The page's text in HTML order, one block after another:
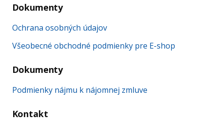
Dokumenty
Ochrana osobných údajov
Všeobecné obchodné podmienky pre E-shop
Dokumenty
Podmienky nájmu k nájomnej zmluve
Kontakt